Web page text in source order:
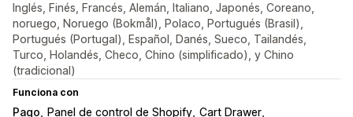
Inglés, Finés, Francés, Alemán, Italiano, Japonés, Coreano,
noruego, Noruego (Bokmål), Polaco, Portugués (Brasil),
Portugués (Portugal), Español, Danés, Sueco, Tailandés,
Turco, Holandés, Checo, Chino (simplificado), y Chino
(tradicional)
Funciona con
Pago Panel de control de Shopify Cart Drawer